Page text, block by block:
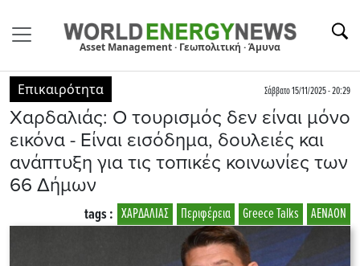
Asset Management · Γεωπολιτική · Άμυνα
Επικαιρότητα Σάββατο 15/11/2025 - 20:29
Χαρδαλιάς: Ο τουρισμός δεν είναι μόνο
εικόνα - Eίναι εισόδημα, δουλειές και
ανάπτυξη για τις τοπικές κοινωνίες των
66 Δήμων
ΑΕΝΑΟΝ
Greece Talks
Περιφέρεια
ΧΑΡΔΑΛΙΑΣ
tags :